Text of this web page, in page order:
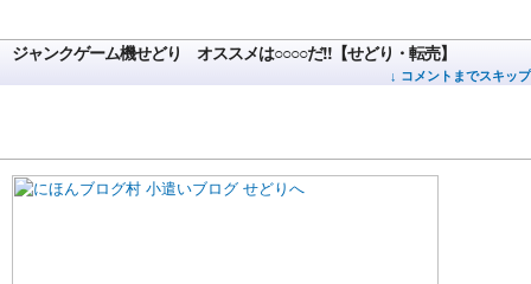
ジャンクゲーム機せどり オススメは○○○○だ!!【せどり・転売】
↓ コメントまでスキップ